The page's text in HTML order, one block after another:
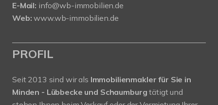
E-Mail: info@wb-immobilien.de
Web: www.wb-immobilien.de
PROFIL
Seit 2013 sind wir als Immobilienmakler für Sie in
Minden - Lübbecke und Schaumburgtätigt und